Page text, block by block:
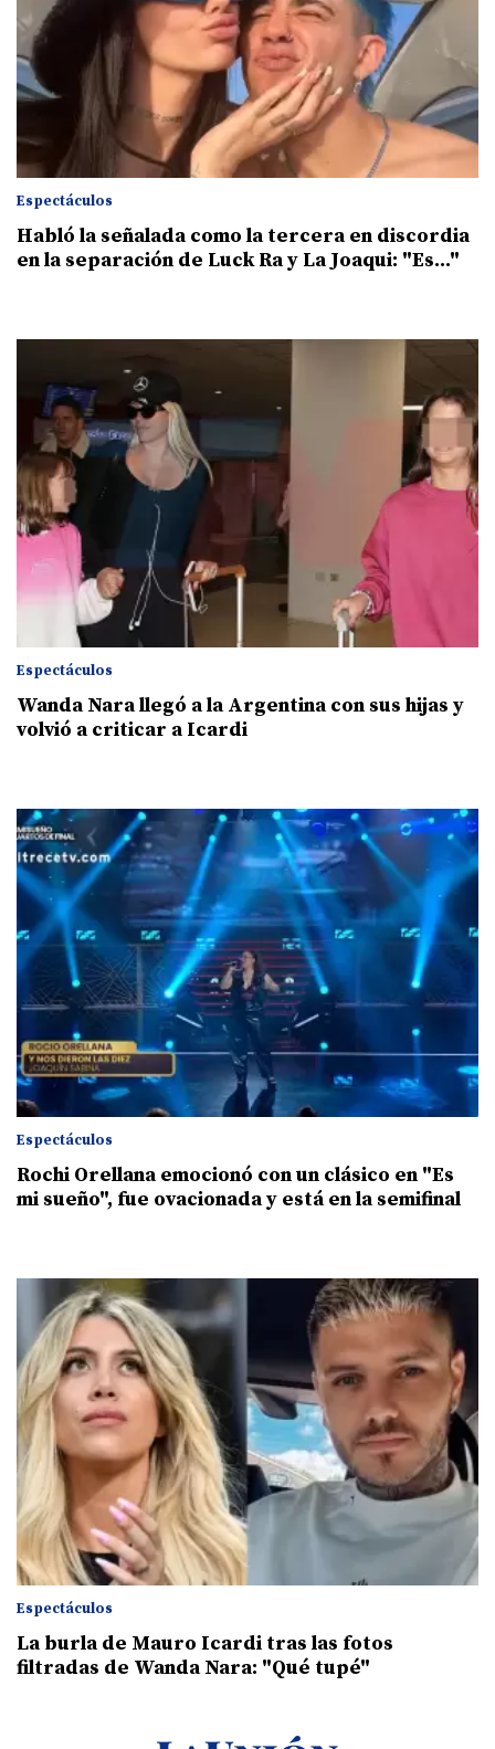
Espectáculos
Habló la señalada como la tercera en discordia
en la separación de Luck Ra y La Joaqui: "Es..."
Espectáculos
Wanda Nara llegó a la Argentina con sus hijas y
volvió a criticar a Icardi
Espectáculos
Rochi Orellana emocionó con un clásico en "Es
mi sueño", fue ovacionada y está en la semifinal
Espectáculos
La burla de Mauro Icardi tras las fotos
filtradas de Wanda Nara: "Qué tupé"